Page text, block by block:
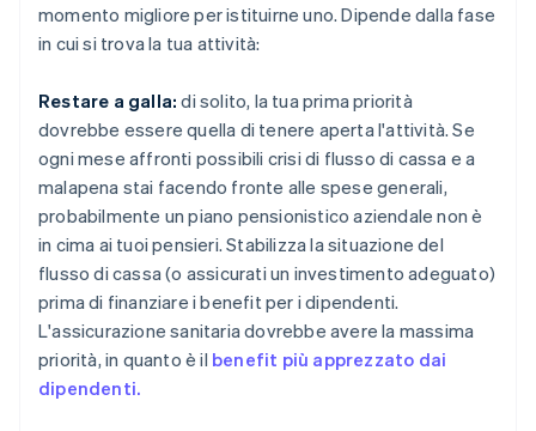
momento migliore per istituirne uno. Dipende dalla fase
in cui si trova la tua attività:
Restare a galla: di solito, la tua prima priorità
dovrebbe essere quella di tenere aperta l'attività. Se
ogni mese affronti possibili crisi di flusso di cassa e a
malapena stai facendo fronte alle spese generali,
probabilmente un piano pensionistico aziendale non è
in cima ai tuoi pensieri. Stabilizza la situazione del
flusso di cassa (o assicurati un investimento adeguato)
prima di finanziare i benefit per i dipendenti.
L'assicurazione sanitaria dovrebbe avere la massima
priorità, in quanto è il benefit più apprezzato dai
dipendenti.